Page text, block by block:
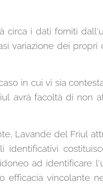
circa i dati forniti
variazione dei propri
in cui vi sia
avrà facoltà di non
Lavande del Friul
identificativi
ad identificare
efficacia vincolante